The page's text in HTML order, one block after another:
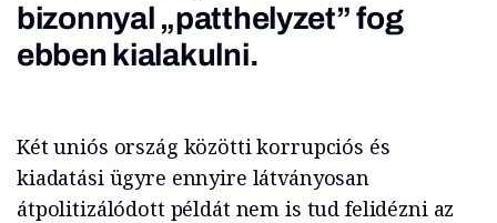
bizonnyal „patthelyzet” fog
ebben kialakulni.
Két uniós ország közötti korrupciós és
kiadatási ügyre ennyire látványosan
átpolitizálódott példát nem is tud felidézni az